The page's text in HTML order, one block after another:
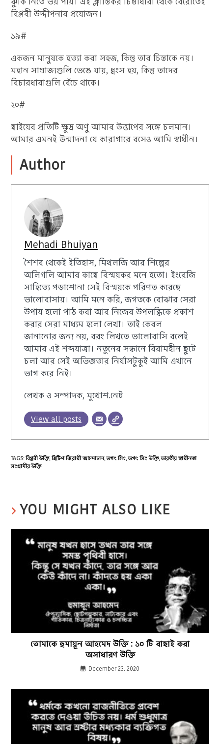
বিপ্লবী উদ্দীপনার প্রয়োজন।
১৯#
একজন মানুষকে হত্যা করা সহজ, কিন্তু তার চিন্তাকে নয়।
মহান সাম্রাজ্যগুলি ভেঙে যায়, ধ্বংস হয়, কিন্তু তাদের
বিচারধারাগুলি বেঁচে থাকে।
২০#
ছাইয়ের প্রতিটি ক্ষুদ্র অণু আমার উত্তাপের সঙ্গে চলমান।
আমার এমনই উন্মাদনা যে কারাগারে বসেও আমি স্বাধীন।
Author
Mehadi Bhuiyan
শৈশব থেকেই ইতিহাস, মিথলজি আর শিল্পের
অলিগলি আমার কাছে বিস্ময়কর মনে হতো। ইংরেজি
সাহিত্যে পড়াশোনা সেই বিস্ময়কে পরিণত করেছে
ভালোবাসায়। আমি মনে করি, জগতকে বোঝার সেরা
উপায় হলো পাঠ করা আর নিজের উপলব্ধিকে প্রকাশ
করার সেরা মাধ্যম হলো লেখা। তাই কেবল
জানানোর জন্য নয়, বরং লিখতে ভালোবাসি বলেই
আমার এই শব্দযাত্রা। নতুনের সন্ধানে বিরামহীন ছুটে
চলা আর সেই অভিজ্ঞতার নির্যাসটুকুই আমি এখানে
ভাগ করে নিই।
লেখক ও সম্পাদক, মুখোশ.নেট
View all posts
TAGS:বিপ্লবী উক্তি,ব্রিটিশ বিরোধী আন্দোলন,ভগৎ সিং,ভগৎ সিং উক্তি,ভারতীয় স্বাধীনতা
সংগ্রামীর উক্তি
YOU MIGHT ALSO LIKE
তোমাকে হুমায়ূন আহমেদ উক্তি : ১০ টি বাছাই করা
অসাধারণ উক্তি
December 23, 2020